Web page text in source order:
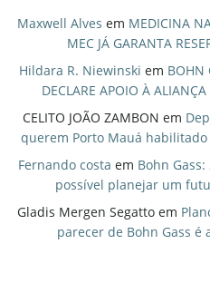
Maxwell Alves em MEDICINA
MEC JÁ GARANTA
Hildara R. Niewinski em BOHN
DECLARE APOIO À
CELITO JOÃO ZAMBON em
querem Porto Mauá
Fernando costa em Bohn
possível planejar um
Gladis Mergen Segatto em
parecer de Bohn Gass é